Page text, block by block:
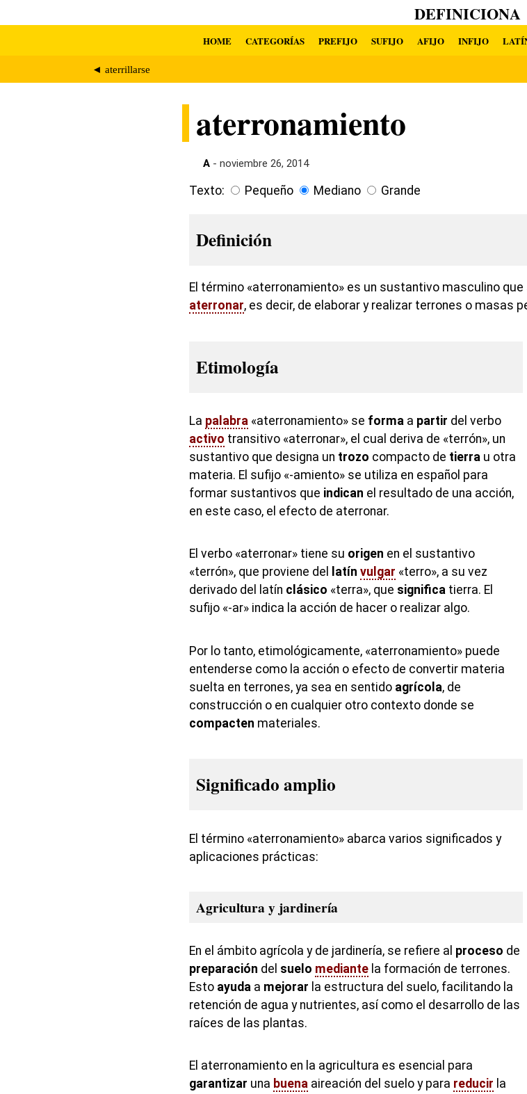
DEFINICIONA
HOME CATEGORÍAS PREFIJO SUFIJO AFIJO INFIJO
◄ aterrillarse
aterronamiento
A - noviembre 26, 2014
Texto: Pequeño Mediano Grande
Definición
El término «aterronamiento» es un sustantivo masculino que
aterronar, es decir, de elaborar y realizar terrones o masas
Etimología
La palabra «aterronamiento» se forma a partir del verbo
activo transitivo «aterronar», el cual deriva de «terrón», un
sustantivo que designa un trozo compacto de tierra u otra
materia. El sufijo «-amiento» se utiliza en español para
formar sustantivos que indican el resultado de una acción,
en este caso, el efecto de aterronar.
El verbo «aterronar» tiene su origen en el sustantivo
«terrón», que proviene del
latín vulgar «terro», a su vez
derivado del latín clásico «terra», que significa tierra. El
sufijo «-ar» indica la acción de hacer o realizar algo.
Por lo tanto, etimológicamente, «aterronamiento» puede
entenderse como la acción o efecto de convertir materia
suelta en terrones, ya sea en sentido agrícola, de
construcción o en cualquier otro contexto donde se
compacten materiales.
Significado amplio
El término «aterronamiento» abarca varios significados y
aplicaciones prácticas:
Agricultura y jardinería
En el ámbito agrícola y de jardinería, se refiere al proceso de
preparación del suelo mediante la formación de terrones.
Esto ayuda a mejorar la estructura del suelo, facilitando la
retención de agua y nutrientes, así como el desarrollo de las
raíces de las plantas.
El aterronamiento en la agricultura es esencial para
garantizar una buena aireación del suelo y para reducir la